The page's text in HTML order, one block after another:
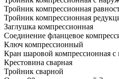
Тройник компрессионная
Тройник компрессионная
Заглушка компрессионная
Соединение фланцевое
Ключ компрессионный
Кран шаровой компрессионная с
Крестовина сварная
Тройник сварной